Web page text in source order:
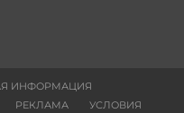
ИНФОРМАЦИЯ
РЕКЛАМА УСЛОВИЯ